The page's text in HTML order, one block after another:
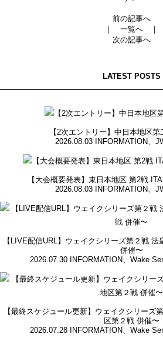
前の記事へ
｜ 一覧へ｜
次の記事へ
LATEST POSTS
【2次エントリー】中日本地区
2026.08.03 INFORMATION
【大会概要発表】東日本地区 第2戦
2026.08.03 INFORMATION
【LIVE配信URL】ウェイクシリーズ第２戦
併催〜
2026.07.30 INFORMATION、 Wake
【最終スケジュール更新】ウェイクシリーズ
区第２戦 併催〜
2026.07.28 INFORMATION、 Wake